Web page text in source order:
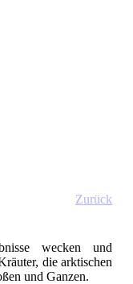
Zurück
wecken und
die arktischen
und Ganzen.